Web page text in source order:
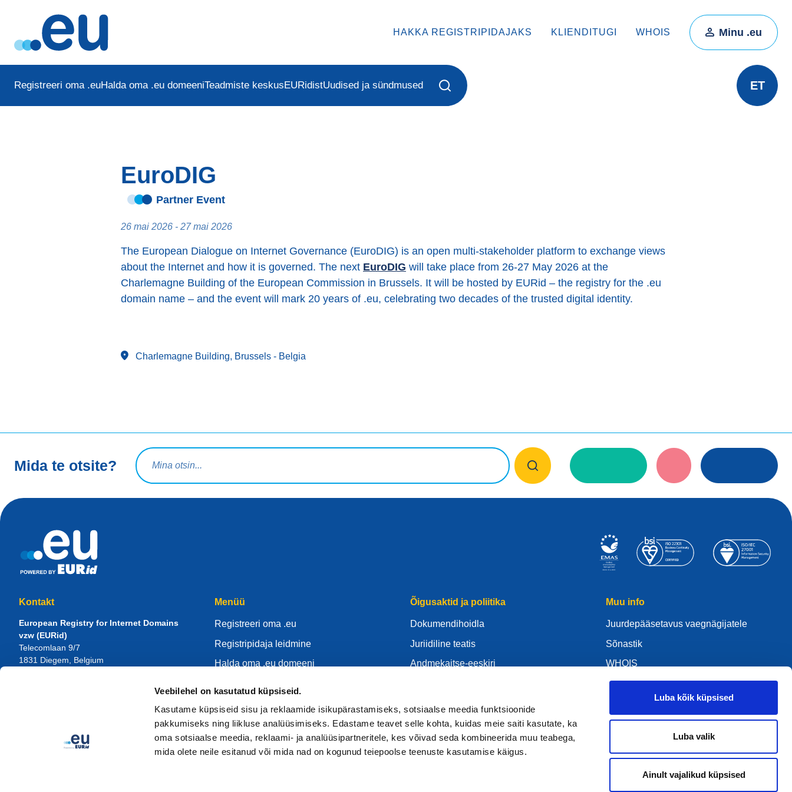
Veebilehel on kasutatud küpsiseid.
Kasutame küpsiseid sisu ja reklaamide isikupärastamiseks, sotsiaalse meedia funktsioonide
pakkumiseks ning liikluse analüüsimiseks. Edastame teavet selle kohta, kuidas meie saiti kasutate, ka
oma sotsiaalse meedia, reklaami- ja analüüsipartneritele, kes võivad seda kombineerida muu teabega,
mida olete neile esitanud või mida nad on kogunud teiepoolse teenuste kasutamise käigus.
Luba kõik küpsised
Luba valik
Ainult vajalikud küpsised
HAKKA REGISTRIPIDAJAKS KLIENDITUGI WHOIS Minu .eu
Registreeri oma .euHalda oma .eu domeeniTeadmiste keskusEURidistUudised ja sündmused ET
EuroDIG
Partner Event
26 mai 2026 - 27 mai 2026
The European Dialogue on Internet Governance (EuroDIG) is an open multi-stakeholder platform to exchange views
about the Internet and how it is governed. The next EuroDIG will take place from 26-27 May 2026 at the
Charlemagne Building of the European Commission in Brussels. It will be hosted by EURid – the registry for the .eu
domain name – and the event will mark 20 years of .eu, celebrating two decades of the trusted digital identity.
Charlemagne Building, Brussels - Belgia
Mida te otsite?
Otsingupäring
Kontakt
European Registry for Internet Domains
vzw (EURid)
Telecomlaan 9/7
1831 Diegem , Belgium
Menüü
Registreeri oma .eu
Registripidaja leidmine
Halda oma .eu domeeni
Hakka registripidajaks
Õigusaktid ja poliitika
Dokumendihoidla
Juriidiline teatis
Andmekaitse-eeskiri
Articles of Association
EURid Responsible Disclosure Policy
Muu info
Juurdepääsetavus vaegnägijatele
Sõnastik
WHOIS
My .eu